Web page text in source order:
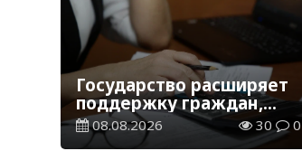
Государство расширяет
поддержку граждан,
переезжающих в новые
регионы для работы
08.08.2026 30 0